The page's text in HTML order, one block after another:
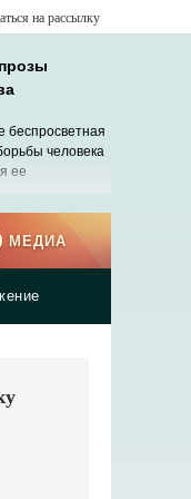
на рассылку
беспросветная
человека
ее
МЕДИА